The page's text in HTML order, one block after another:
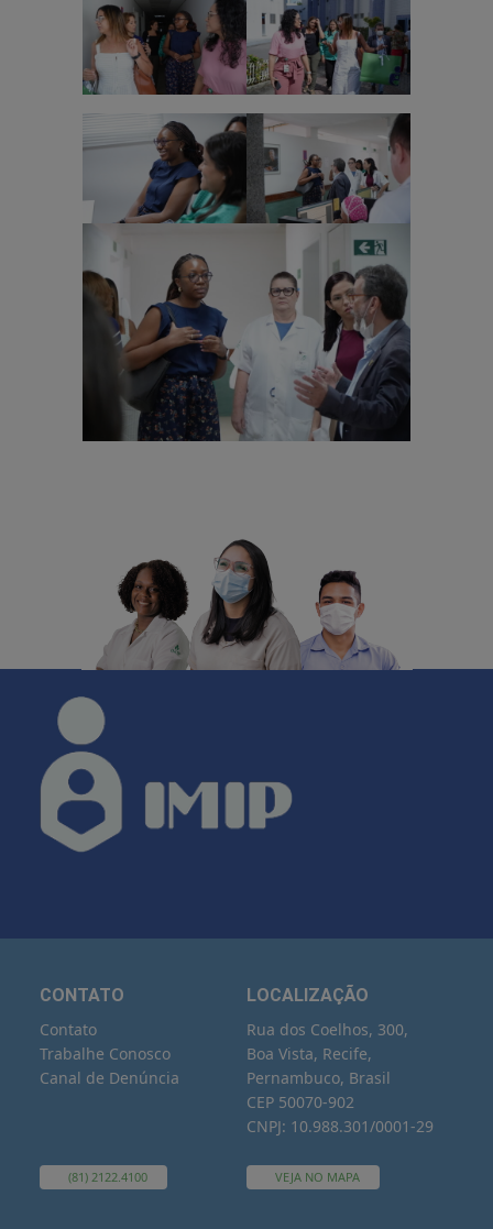
CONTATO
Contato
Trabalhe Conosco
Canal de Denúncia
(81) 2122.4100
LOCALIZAÇÃO
Rua dos Coelhos, 300,
Boa Vista, Recife,
Pernambuco, Brasil
CEP 50070-902
CNPJ: 10.988.301/0001-29
VEJA NO MAPA